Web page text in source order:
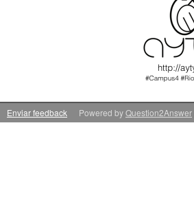
Enviar feedback Powered byQuestion2Answer